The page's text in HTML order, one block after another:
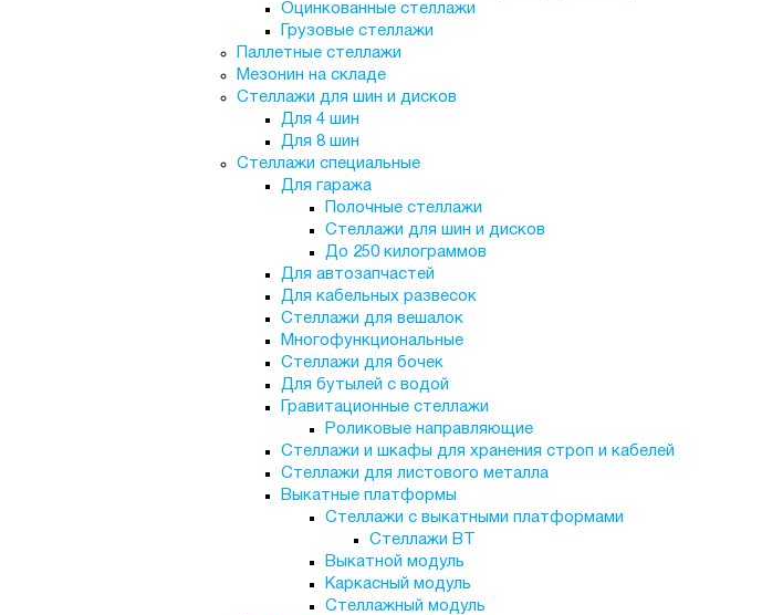
Оцинкованные стеллажи
Грузовые стеллажи
Паллетные стеллажи
Мезонин на складе
Стеллажи для шин и дисков
Для 4 шин
Для 8 шин
Стеллажи специальные
Для гаража
Полочные стеллажи
Стеллажи для шин и дисков
До 250 килограммов
Для автозапчастей
Для кабельных развесок
Стеллажи для вешалок
Многофункциональные
Стеллажи для бочек
Для бутылей с водой
Гравитационные стеллажи
Роликовые направляющие
Стеллажи и шкафы для хранения строп и кабелей
Стеллажи для листового металла
Выкатные платформы
Стеллажи с выкатными платформами
Стеллажи ВТ
Выкатной модуль
Каркасный модуль
Стеллажный модуль